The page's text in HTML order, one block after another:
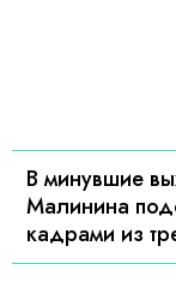
В минувшие
Малинина
кадрами из